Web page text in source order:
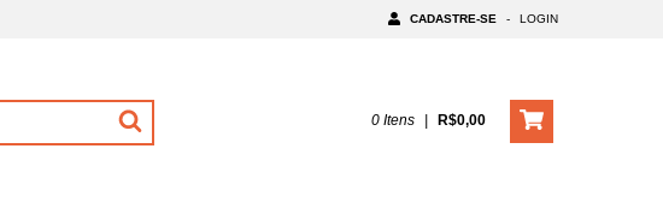
CADASTRE-SE - LOGIN
0Itens | R$0,00